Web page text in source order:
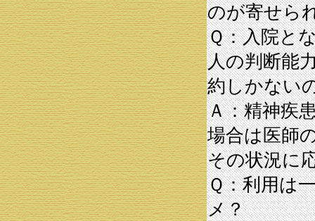
のが寄せら
Ｑ：入院と
人の判断能
約しかない
Ａ：精神疾
場合は医師
その状況に
Ｑ：利用は
メ？